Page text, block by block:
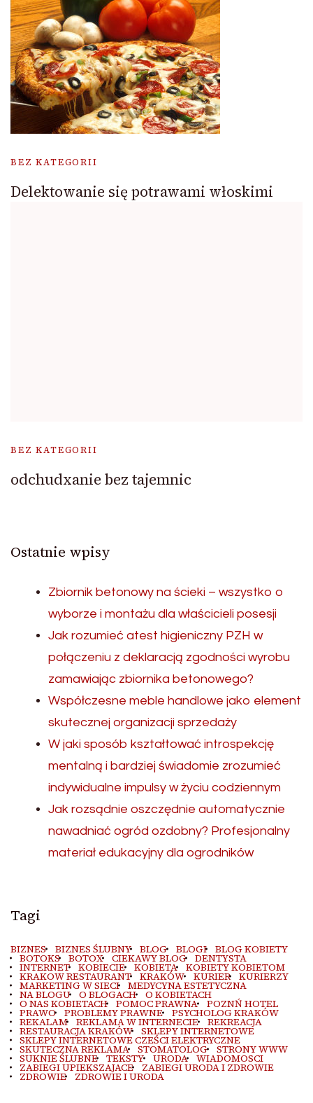
BEZ KATEGORII
Delektowanie się potrawami włoskimi
BEZ KATEGORII
odchudxanie bez tajemnic
Ostatnie wpisy
Zbiornik betonowy na ścieki – wszystko o
wyborze i montażu dla właścicieli posesji
Jak rozumieć atest higieniczny PZH w
połączeniu z deklaracją zgodności wyrobu
zamawiając zbiornika betonowego?
Współczesne meble handlowe jako element
skutecznej organizacji sprzedaży
W jaki sposób kształtować introspekcję
mentalną i bardziej świadomie zrozumieć
indywidualne impulsy w życiu codziennym
Jak rozsądnie oszczędnie automatycznie
nawadniać ogród ozdobny? Profesjonalny
materiał edukacyjny dla ogrodników
Tagi
BIZNES BIZNES ŚLUBNY BLOG BLOGI BLOG KOBIETY
BOTOKS BOTOX CIEKAWY BLOG DENTYSTA
INTERNET KOBIECIE KOBIETA KOBIETY KOBIETOM
KRAKOW RESTAURANT KRAKÓW KURIER KURIERZY
MARKETING W SIECI MEDYCYNA ESTETYCZNA
NA BLOGU O BLOGACH O KOBIETACH
O NAS KOBIETACH POMOC PRAWNA POZNŃ HOTEL
PRAWO PROBLEMY PRAWNE PSYCHOLOG KRAKÓW
REKALAM REKLAMA W INTERNECIE REKREACJA
RESTAURACJA KRAKÓW SKLEPY INTERNETOWE
SKLEPY INTERNETOWE CZEŚCI ELEKTRYCZNE
SKUTECZNA REKLAMA STOMATOLOG STRONY WWW
SUKNIE ŚLUBNE TEKSTY URODA WIADOMOSCI
ZABIEGI UPIEKSZAJACE ZABIEGI URODA I ZDROWIE
ZDROWIE ZDROWIE I URODA